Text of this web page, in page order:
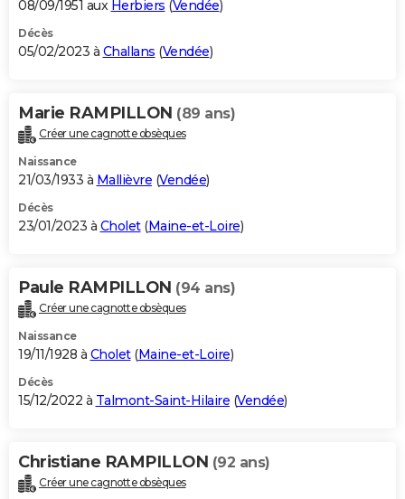
08/09/1951 aux Herbiers (Vendée)
Décès
05/02/2023 à Challans (Vendée)
Marie RAMPILLON (89 ans)
Créer une cagnotte obsèques
Naissance
21/03/1933 à Mallièvre (Vendée)
Décès
23/01/2023 à Cholet(Maine-et-Loire)
Paule RAMPILLON (94 ans)
Créer une cagnotte obsèques
Naissance
19/11/1928 à Cholet(Maine-et-Loire)
Décès
15/12/2022 à Talmont-Saint-Hilaire (Vendée)
Christiane RAMPILLON (92 ans)
Créer une cagnotte obsèques